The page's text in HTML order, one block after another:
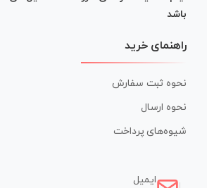
باشد
راهنمای خرید
نحوه ثبت سفارش
نحوه ارسال
شیوه‌های پرداخت
ایمیل